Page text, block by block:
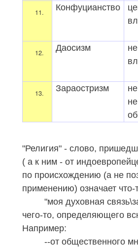
Конфуцианство
Даосизм
Зараостризм
"Религия" - слово,
( а к ним - от
по происхождению (а не
применению) означает что-
"моя духовная
чего-то, определяющего
Например:
--от общественного